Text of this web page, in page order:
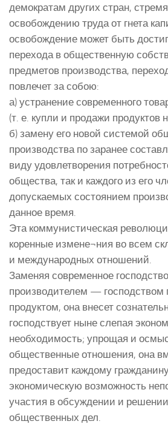
демократам других стран,
освобождению труда от гнета
освобождение может быть
перехода в общественную
предметов производства,
повлечет за собою:
а) устранение современного
(т. е. купли и продажи продуктов
б) замену его новой системой
производства по заранее
виду удовлетворения
общества, так и каждого из его
допускаемых состоянием
данное время.
Эта коммунистическая
коренные измене¬ния во всем
и международных отношений.
Заменяя современное
производителем — господством
продуктом, она внесет
господствует ныне слепая
необходимость; упрощая и
общественные отношения, она
предоставит каждому
экономическую возможность
участия в обсуждении и
общественных дел.